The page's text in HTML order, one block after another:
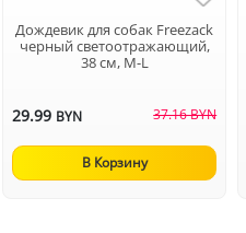
Дождевик для собак Freezack
черный светоотражающий,
38 см, M-L
29.99 BYN 37.16 BYN
В Корзину